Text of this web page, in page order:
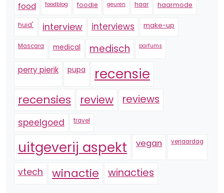
food foodblog foodie geuren haar haarmode
huid' interview interviews make-up
Mascara medical medisch parfums
perry pierik pupa recensie
recensies review reviews
speelgoed travel
uitgeverij aspekt vegan verjaardag
vtech winactie winacties